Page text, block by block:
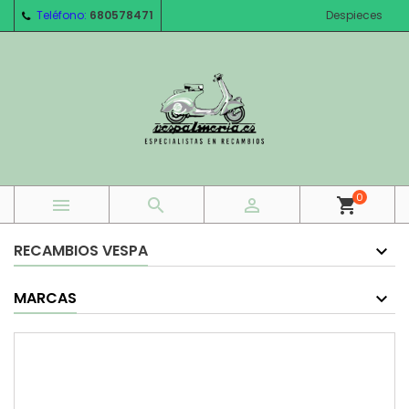
Teléfono: 680578471 Despieces
   shopping_cart0
RECAMBIOS VESPA
MARCAS